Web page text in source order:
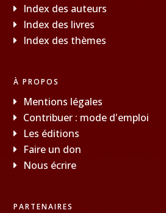
Index des auteurs
Index des livres
Index des thèmes
À PROPOS
Mentions légales
Contribuer : mode d'emploi
Les éditions
Faire un don
Nous écrire
PARTENAIRES